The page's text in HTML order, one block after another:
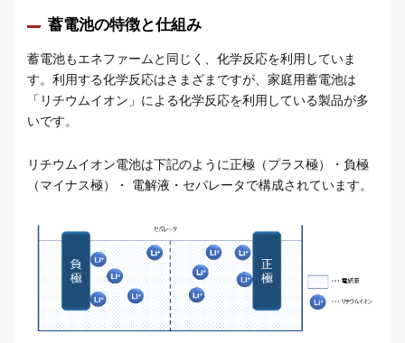
蓄電池の特徴と仕組み
蓄電池もエネファームと同じく、化学反応を利用していま
す。利用する化学反応はさまざまですが、家庭用蓄電池は
「リチウムイオン」による化学反応を利用している製品が多
いです。
リチウムイオン電池は下記のように正極（プラス極）・負極
（マイナス極）・ 電解液・セパレータで構成されています。